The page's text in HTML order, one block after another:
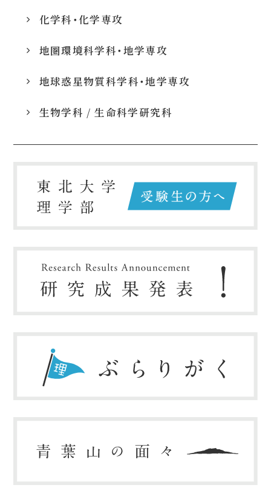
化学科・化学専攻
地圏環境科学科・地学専攻
地球惑星物質科学科・地学専攻
生物学科 / 生命科学研究科